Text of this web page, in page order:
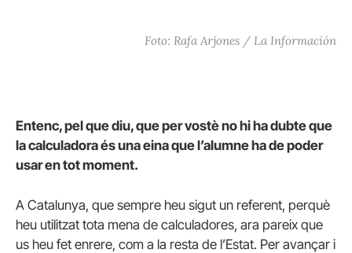
Foto: Rafa Arjones / La Información
Entenc, pel que diu, que per vostè no hi ha dubte que
la calculadora és una eina que l’alumne ha de poder
usar en tot moment.
A Catalunya, que sempre heu sigut un referent, perquè
heu utilitzat tota mena de calculadores, ara pareix que
us heu fet enrere, com a la resta de l’Estat. Per avançar i